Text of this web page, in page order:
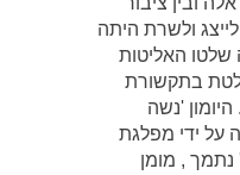
ולשרת היתה
שלטו האליטות
בתקשורת
'נשה
על ידי מפלגת
נתמך , מומן